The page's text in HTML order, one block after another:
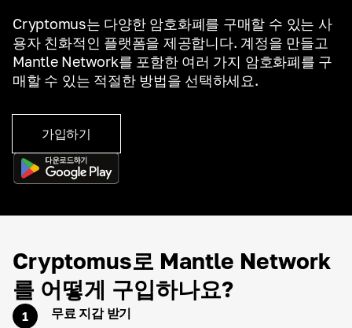
Cryptomus는 다양한 암호화폐를 구매할 수 있는 사
용자 친화적인 플랫폼을 제공합니다. 계정을 만들고
Mantle Network를 포함한 여러 가지 암호화폐를 구
매할 수 있는 적절한 방법을 선택하세요.
가입하기
Cryptomus로 Mantle Network
를 어떻게 구입하나요?
1
무료 지갑 받기